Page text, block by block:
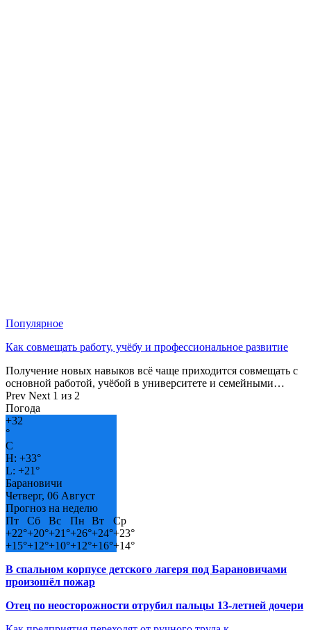
Популярное
Как совмещать работу, учёбу и профессиональное развитие
Получение новых навыков всё чаще приходится совмещать с
основной работой, учёбой в университете и семейными…
Prev Next 1 из 2
Погода
+32
°
C
H: +33°
L: +21°
Барановичи
Четверг, 06 Август
Прогноз на неделю
Пт
Сб Вс Пн Вт
Ср
+22°+20°+21°+26°+24°+23°
+15°+12°+10°+12°+16°+14°
В спальном корпусе детского лагеря под Барановичами
произошёл пожар
Отец по неосторожности отрубил пальцы 13-летней дочери